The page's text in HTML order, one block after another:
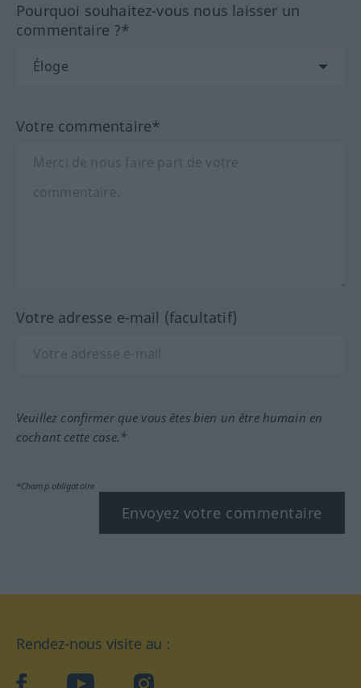
Pourquoi souhaitez-vous nous laisser un
commentaire ?*
Votre commentaire*
Votre adresse e-mail (facultatif)
Veuillez confirmer que vous êtes bien un être humain en
cochant cette case.*
*Champ obligatoire
Envoyez votre commentaire
Rendez-nous visite au :
facebookYouTube Instagram